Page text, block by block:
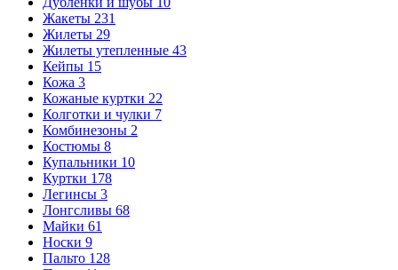
Жакеты 231
Жилеты 29
Жилеты утепленные 43
Кейпы 15
Кожа 3
Кожаные куртки 22
Колготки и чулки 7
Комбинезоны 2
Костюмы 8
Купальники 10
Куртки 178
Легинсы 3
Лонгсливы 68
Майки 61
Носки 9
Пальто 128